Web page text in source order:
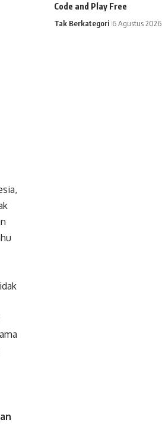
Code and Play Free
Tak Berkategori 6 Agustus 2026